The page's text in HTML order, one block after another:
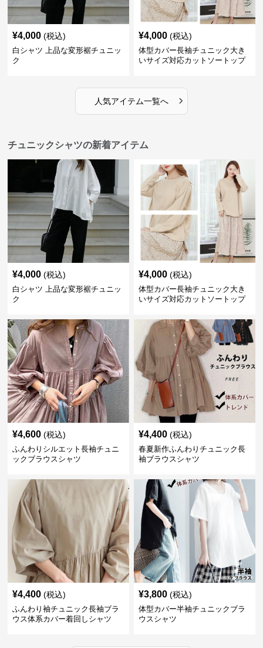
¥4,000 (税込)
白シャツ 上品な変形裾チュニッ
ク
¥4,000 (税込)
体型カバー長袖チュニック大き
いサイズ対応カットソートップ
人気アイテム一覧へ ›
チュニックシャツの新着アイテム
¥4,000 (税込)
白シャツ 上品な変形裾チュニッ
ク
¥4,000 (税込)
体型カバー長袖チュニック大き
いサイズ対応カットソートップ
¥4,600 (税込)
ふんわりシルエット長袖チュニ
ックブラウスシャツ
¥4,400 (税込)
春夏新作ふんわりチュニック長
袖ブラウスシャツ
¥4,400 (税込)
ふんわり袖チュニック長袖ブラ
ウス体系カバー着回しシャツ
¥3,800 (税込)
体型カバー半袖チュニックブラ
ウスシャツ